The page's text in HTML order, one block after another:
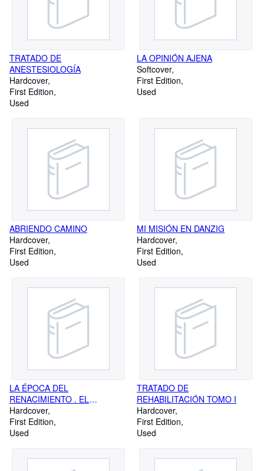
TRATADO DE
ANESTESIOLOGÍA
Hardcover
First Edition
Used
LA OPINIÓN AJENA
Softcover
First Edition
Used
ABRIENDO CAMINO
Hardcover
First Edition
Used
MI MISIÓN EN DANZIG
Hardcover
First Edition
Used
LA ÉPOCA DEL
RENACIMIENTO . EL
AMANECER DE LA EDAD
MODERNA
Hardcover
First Edition
Used
TRATADO DE
REHABILITACIÓN TOMO I
Hardcover
First Edition
Used